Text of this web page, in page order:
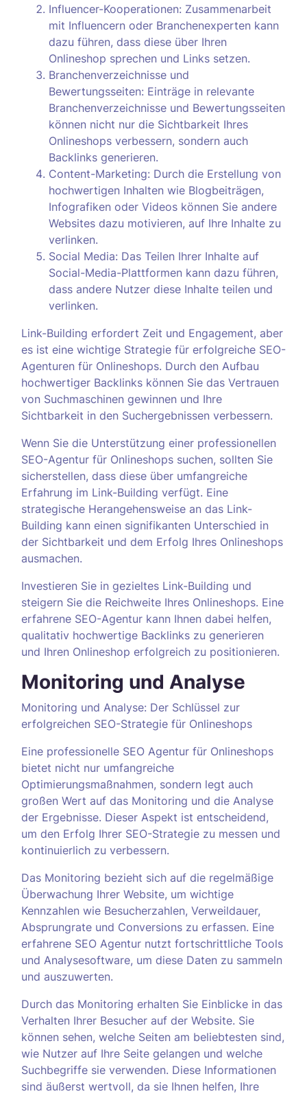
Influencer-Kooperationen: Zusammenarbeit
mit Influencern oder Branchenexperten kann
dazu führen, dass diese über Ihren
Onlineshop sprechen und Links setzen.
Branchenverzeichnisse und
Bewertungsseiten: Einträge in relevante
Branchenverzeichnisse und Bewertungsseiten
können nicht nur die Sichtbarkeit Ihres
Onlineshops verbessern, sondern auch
Backlinks generieren.
Content-Marketing: Durch die Erstellung von
hochwertigen Inhalten wie Blogbeiträgen,
Infografiken oder Videos können Sie andere
Websites dazu motivieren, auf Ihre Inhalte zu
verlinken.
Social Media: Das Teilen Ihrer Inhalte auf
Social-Media-Plattformen kann dazu führen,
dass andere Nutzer diese Inhalte teilen und
verlinken.
Link-Building erfordert Zeit und Engagement, aber
es ist eine wichtige Strategie für erfolgreiche SEO-
Agenturen für Onlineshops. Durch den Aufbau
hochwertiger Backlinks können Sie das Vertrauen
von Suchmaschinen gewinnen und Ihre
Sichtbarkeit in den Suchergebnissen verbessern.
Wenn Sie die Unterstützung einer professionellen
SEO-Agentur für Onlineshops suchen, sollten Sie
sicherstellen, dass diese über umfangreiche
Erfahrung im Link-Building verfügt. Eine
strategische Herangehensweise an das Link-
Building kann einen signifikanten Unterschied in
der Sichtbarkeit und dem Erfolg Ihres Onlineshops
ausmachen.
Investieren Sie in gezieltes Link-Building und
steigern Sie die Reichweite Ihres Onlineshops. Eine
erfahrene SEO-Agentur kann Ihnen dabei helfen,
qualitativ hochwertige Backlinks zu generieren
und Ihren Onlineshop erfolgreich zu positionieren.
Monitoring und Analyse
Monitoring und Analyse: Der Schlüssel zur
erfolgreichen SEO-Strategie für Onlineshops
Eine professionelle SEO Agentur für Onlineshops
bietet nicht nur umfangreiche
Optimierungsmaßnahmen, sondern legt auch
großen Wert auf das Monitoring und die Analyse
der Ergebnisse. Dieser Aspekt ist entscheidend,
um den Erfolg Ihrer SEO-Strategie zu messen und
kontinuierlich zu verbessern.
Das Monitoring bezieht sich auf die regelmäßige
Überwachung Ihrer Website, um wichtige
Kennzahlen wie Besucherzahlen, Verweildauer,
Absprungrate und Conversions zu erfassen. Eine
erfahrene SEO Agentur nutzt fortschrittliche Tools
und Analysesoftware, um diese Daten zu sammeln
und auszuwerten.
Durch das Monitoring erhalten Sie Einblicke in das
Verhalten Ihrer Besucher auf der Website. Sie
können sehen, welche Seiten am beliebtesten sind,
wie Nutzer auf Ihre Seite gelangen und welche
Suchbegriffe sie verwenden. Diese Informationen
sind äußerst wertvoll, da sie Ihnen helfen, Ihre